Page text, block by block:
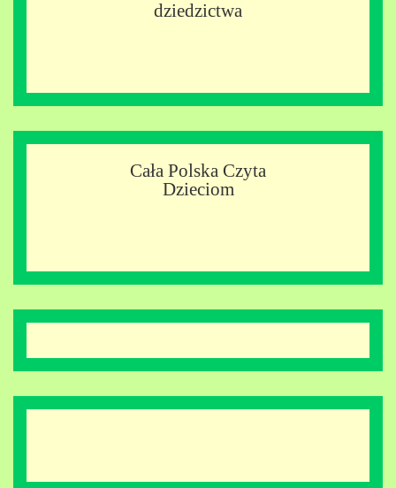
dziedzictwa
Cała Polska Czyta
Dzieciom